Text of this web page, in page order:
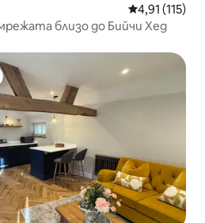
Средна
4,91 (115)
близо до Бийчи Хед
гостите